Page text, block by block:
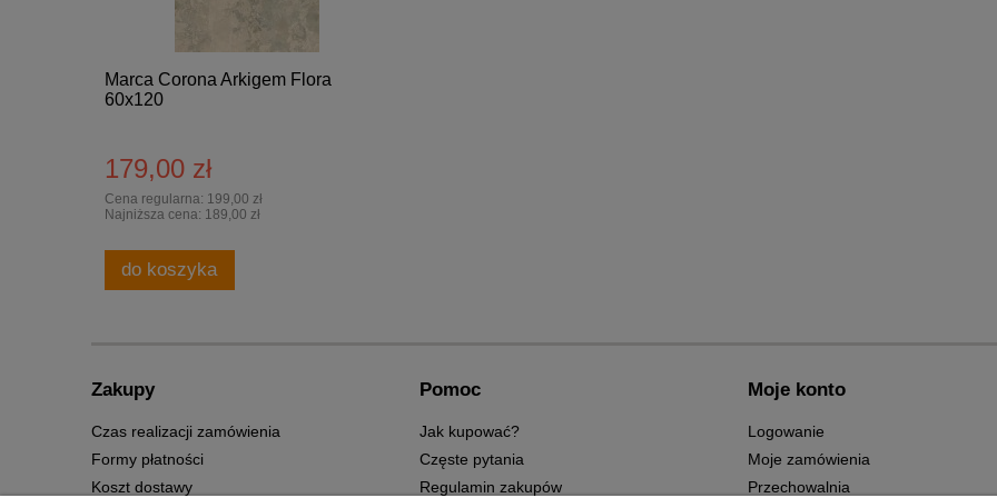
Marca Corona Arkigem Flora
60x120
179,00 zł
Cena regularna: 199,00 zł
Najniższa cena: 189,00 zł
do koszyka
Zakupy
Czas realizacji zamówienia
Formy płatności
Koszt dostawy
Pomoc
Jak kupować?
Częste pytania
Regulamin zakupów
Moje konto
Logowanie
Moje zamówienia
Przechowalnia